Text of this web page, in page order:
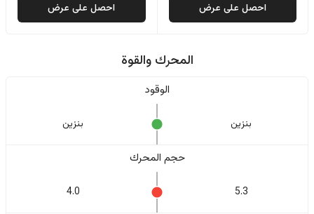
احصل على عرض احصل على عرض
المحرك والقوة
الوقود
بنزين بنزين
حجم المحرك
5.3
4.0